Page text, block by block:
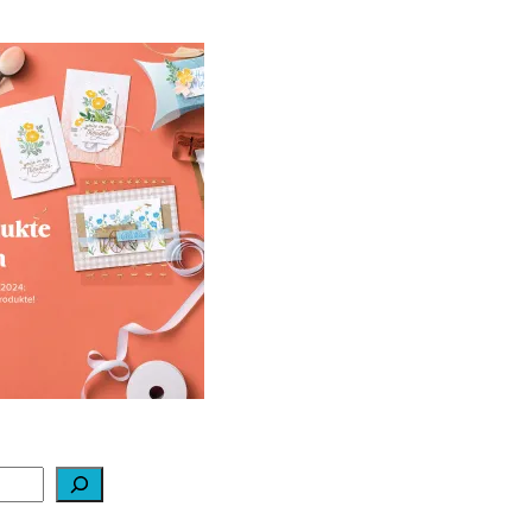
a-bration 2024
Stampin‘ Up!
Februar 2024